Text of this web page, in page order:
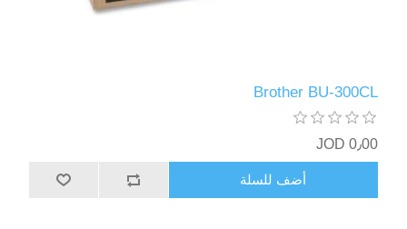
Brother BU-300CL
0٫00 JOD
أضف للسلة